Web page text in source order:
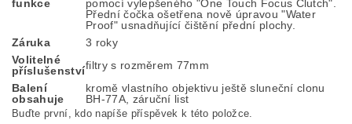
funkce
pomocí vylepšeného "One Touch Focus Clutch".
Přední čočka ošetřena nově úpravou "Water
Proof" usnadňující čištění přední plochy.
Záruka
3 roky
Volitelné
příslušenstvífiltry s rozměrem 77mm
Balení
obsahuje
kromě vlastního objektivu ještě sluneční clonu
BH-77A, záruční list
Buďte první, kdo napíše příspěvek k této položce.